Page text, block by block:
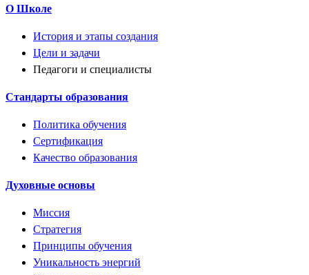
О Школе
История и этапы создания
Цели и задачи
Педагоги и специалисты
Стандарты образования
Политика обучения
Сертификация
Качество образования
Духовные основы
Миссия
Стратегия
Принципы обучения
Уникальность энергий